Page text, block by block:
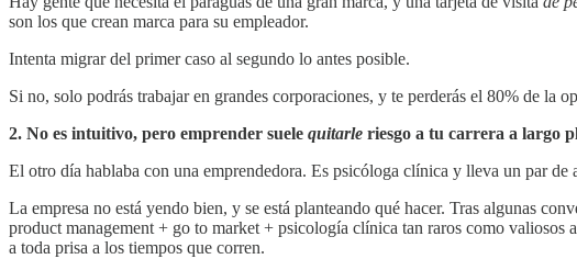
son los que crean marca para su empleador.
Intenta migrar del primer caso al segundo lo antes posible.
Si no, solo podrás trabajar en grandes corporaciones, y te perderás el 80% de la
2. No es intuitivo, pero emprender suele quitarle riesgo a tu carrera a largo
El otro día hablaba con una emprendedora. Es psicóloga clínica y lleva un par
La empresa no está yendo bien, y se está planteando qué hacer. Tras algunas
product management + go to market + psicología clínica tan raros como valiosos
a toda prisa a los tiempos que corren.